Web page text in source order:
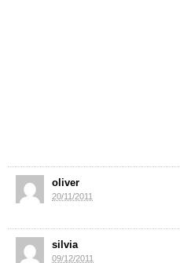
oliver
20/11/2011
silvia
09/12/2011